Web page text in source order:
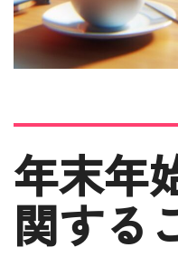
年末年
関する